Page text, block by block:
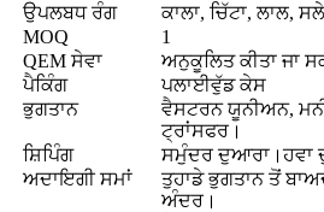
ਉਪਲਬਧ ਰੰਗ
ਕਾਲਾ, ਚਿੱਟਾ, ਲਾਲ,
MOQ
1
QEM ਸੇਵਾ
ਅਨੁਕੂਲਿਤ ਕੀਤਾ ਜਾ
ਪੈਕਿੰਗ
ਪਲਾਈਵੁੱਡ ਕੇਸ
ਭੁਗਤਾਨ
ਵੈਸਟਰਨ ਯੂਨੀਅਨ,
ਟ੍ਰਾਂਸਫਰ।
ਸ਼ਿਪਿੰਗ
ਸਮੁੰਦਰ ਦੁਆਰਾ।ਹਵਾ
ਅਦਾਇਗੀ ਸਮਾਂ
ਤੁਹਾਡੇ ਭੁਗਤਾਨ ਤੋਂ
ਅੰਦਰ।